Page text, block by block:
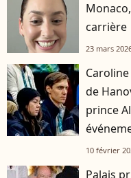
carrière
23 mars
de
prince
10 février
Palais